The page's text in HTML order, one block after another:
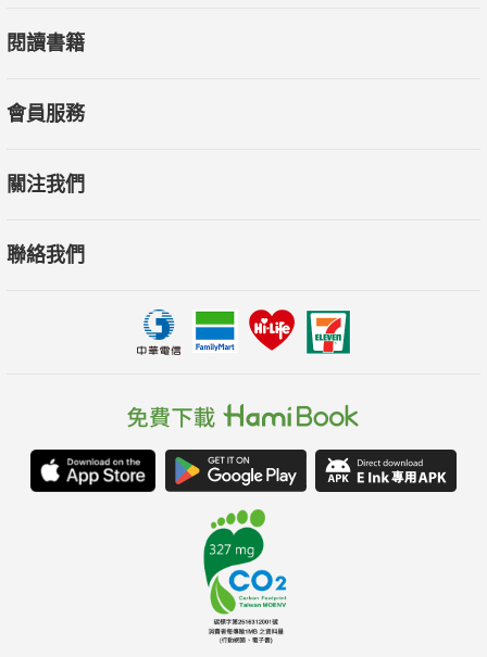
閱讀書籍
會員服務
關注我們
聯絡我們